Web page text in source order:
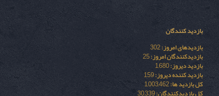
بازدید کنندگان
بازدیدهای امروز:302
بازدیدکنندگان امروز:25
بازدید دیروز:1,680
بازدید کننده دیروز:159
کل بازدید ها:1,003,462
کل بازدیدکنند‌گان:30,339